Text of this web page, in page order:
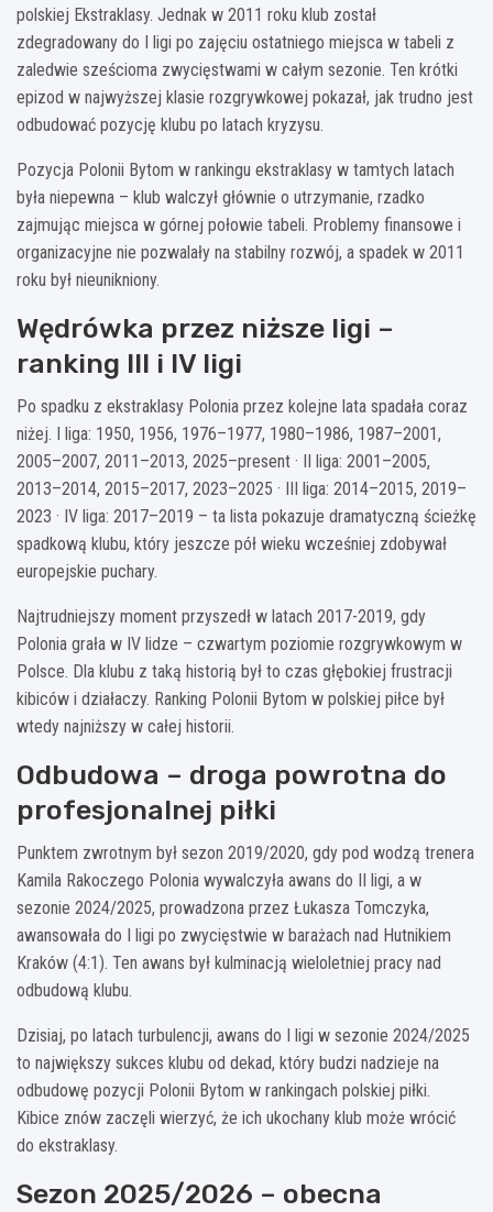
polskiej Ekstraklasy. Jednak w 2011 roku klub został
zdegradowany do I ligi po zajęciu ostatniego miejsca w tabeli z
zaledwie sześcioma zwycięstwami w całym sezonie. Ten krótki
epizod w najwyższej klasie rozgrywkowej pokazał, jak trudno jest
odbudować pozycję klubu po latach kryzysu.
Pozycja Polonii Bytom w rankingu ekstraklasy w tamtych latach
była niepewna – klub walczył głównie o utrzymanie, rzadko
zajmując miejsca w górnej połowie tabeli. Problemy finansowe i
organizacyjne nie pozwalały na stabilny rozwój, a spadek w 2011
roku był nieunikniony.
Wędrówka przez niższe ligi –
ranking III i IV ligi
Po spadku z ekstraklasy Polonia przez kolejne lata spadała coraz
niżej. I liga: 1950, 1956, 1976–1977, 1980–1986, 1987–2001,
2005–2007, 2011–2013, 2025–present · II liga: 2001–2005,
2013–2014, 2015–2017, 2023–2025 · III liga: 2014–2015, 2019–
2023 · IV liga: 2017–2019 – ta lista pokazuje dramatyczną ścieżkę
spadkową klubu, który jeszcze pół wieku wcześniej zdobywał
europejskie puchary.
Najtrudniejszy moment przyszedł w latach 2017-2019, gdy
Polonia grała w IV lidze – czwartym poziomie rozgrywkowym w
Polsce. Dla klubu z taką historią był to czas głębokiej frustracji
kibiców i działaczy. Ranking Polonii Bytom w polskiej piłce był
wtedy najniższy w całej historii.
Odbudowa – droga powrotna do
profesjonalnej piłki
Punktem zwrotnym był sezon 2019/2020, gdy pod wodzą trenera
Kamila Rakoczego Polonia wywalczyła awans do II ligi, a w
sezonie 2024/2025, prowadzona przez Łukasza Tomczyka,
awansowała do I ligi po zwycięstwie w barażach nad Hutnikiem
Kraków (4:1). Ten awans był kulminacją wieloletniej pracy nad
odbudową klubu.
Dzisiaj, po latach turbulencji, awans do I ligi w sezonie 2024/2025
to największy sukces klubu od dekad, który budzi nadzieje na
odbudowę pozycji Polonii Bytom w rankingach polskiej piłki.
Kibice znów zaczęli wierzyć, że ich ukochany klub może wrócić
do ekstraklasy.
Sezon 2025/2026 – obecna